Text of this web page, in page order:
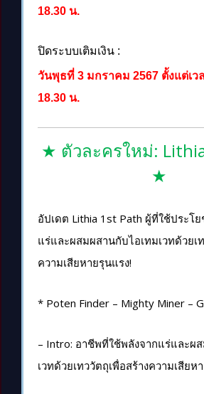
18.30 น.
ปิดระบบเติมเงิน :
วันพุธที่ 3 มกราคม 2567 ตั้งแต่เว
18.30 น.
★ ตัวละครใหม่:
★
อัปเดต Lithia 1st Path ผู้ที่ใช้ประโ
แร่และผสมผสานกับไอเทมเวทด้วยเ
ความเสียหายรุนแรง!
* Poten Finder – Mighty Miner –
– Intro: อาชีพที่ใช้พลังจากแร่และผ
เวทด้วยเทววัตถุเพื่อสร้างความเสียห